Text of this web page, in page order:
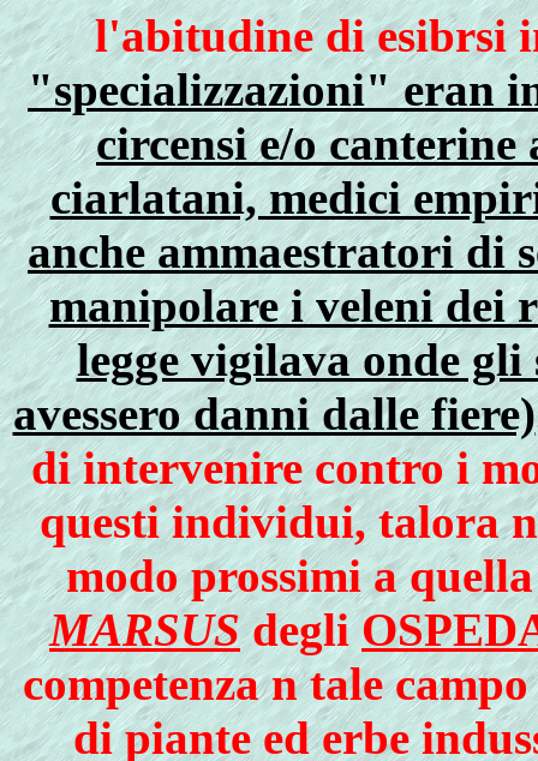
l'abitudine di esibrsi
"specializzazioni" eran
circensi e/o
ciarlatani, medici
anche ammaestratori di
manipolare i veleni dei
legge vigilava onde
avessero danni dalle fiere)
di intervenire contro i
questi individui, talora
modo prossimi a
MARSUSdegli
competenza n tale
di piante ed erbe